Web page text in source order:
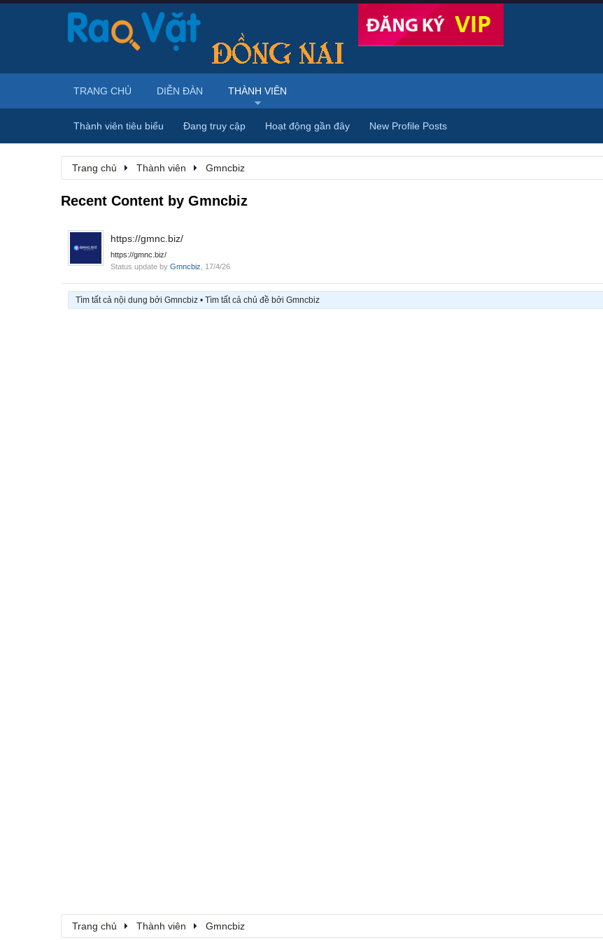
Trang chủ Thành viên Gmncbiz
Recent Content by Gmncbiz
https://gmnc.biz/
https://gmnc.biz/
Status update by Gmncbiz 17/4/26
Tìm tất cả nội dung bởi Gmncbiz Tìm tất cả chủ đề bởi Gmncbiz
Trang chủ Thành viên Gmncbiz
TRANG CHỦ DIỄN ĐÀN THÀNH VIÊN
Thành viên tiêu biểu Đang truy cập Hoạt động gần đây New Profile Posts